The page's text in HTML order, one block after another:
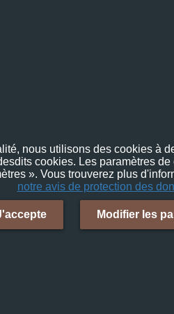
nous utilisons des cookies à
cookies. Les paramètres
». Vous trouverez plus
notre avis de protection des
Modifier les